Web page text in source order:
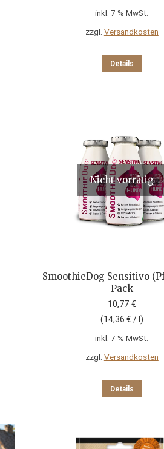
inkl. 7 % MwSt.
zzgl. Versandkosten
Details
Nicht vorrätig
SmoothieDog Sensitivo
Pack
10,77 €
(14,36 € / )
inkl. 7 % MwSt.
zzgl. Versandkosten
Details